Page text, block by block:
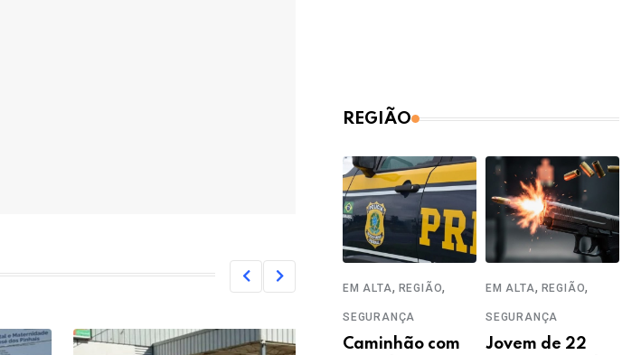
REGIÃO
EM ALTA, REGIÃO,
SEGURANÇA
Caminhão com
EM ALTA, REGIÃO,
SEGURANÇA
Jovem de 22